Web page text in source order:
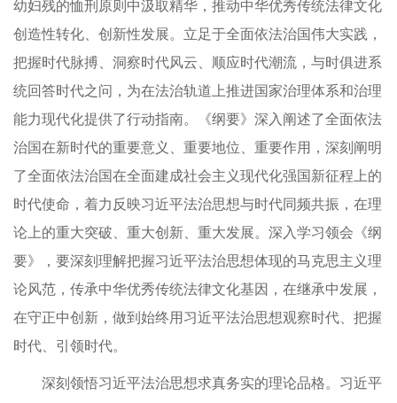
幼妇残的恤刑原则中汲取精华，推动中华优秀传统法律文化
创造性转化、创新性发展。立足于全面依法治国伟大实践，
把握时代脉搏、洞察时代风云、顺应时代潮流，与时俱进系
统回答时代之问，为在法治轨道上推进国家治理体系和治理
能力现代化提供了行动指南。《纲要》深入阐述了全面依法
治国在新时代的重要意义、重要地位、重要作用，深刻阐明
了全面依法治国在全面建成社会主义现代化强国新征程上的
时代使命，着力反映习近平法治思想与时代同频共振，在理
论上的重大突破、重大创新、重大发展。深入学习领会《纲
要》，要深刻理解把握习近平法治思想体现的马克思主义理
论风范，传承中华优秀传统法律文化基因，在继承中发展，
在守正中创新，做到始终用习近平法治思想观察时代、把握
时代、引领时代。
深刻领悟习近平法治思想求真务实的理论品格。习近平